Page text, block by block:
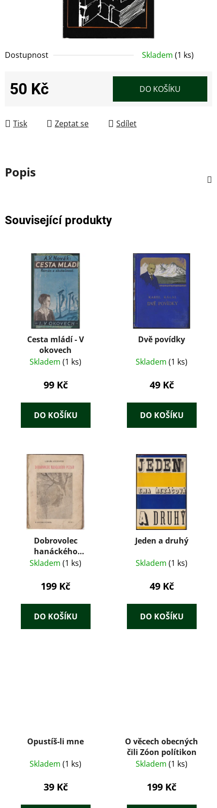
Dostupnost Skladem (1 ks)
50 Kč DO KOŠÍKU
Tisk Zeptat se Sdílet
Popis
Související produkty
Cesta mládí - V
okovech
Skladem (1 ks)
99 Kč
DO KOŠÍKU
Dvě povídky
Skladem (1 ks)
49 Kč
DO KOŠÍKU
Dobrovolec
hanáckého
pluku+Martin
Skladem (1 ks)
199 Kč
DO KOŠÍKU
Jeden a druhý
Skladem (1 ks)
49 Kč
DO KOŠÍKU
Opustíš-li mne
Skladem (1 ks)
39 Kč
O věcech obecných
čili Zóon polítikon
Skladem (1 ks)
199 Kč